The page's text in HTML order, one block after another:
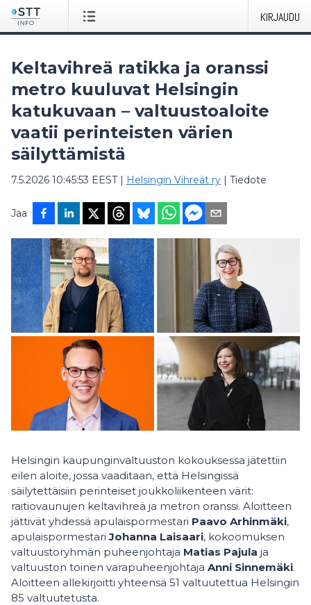
KIRJAUDU
Keltavihreä ratikka ja oranssi
metro kuuluvat Helsingin
katukuvaan – valtuustoaloite
vaatii perinteisten värien
säilyttämistä
7.5.2026 10:45:53 EEST| Helsingin Vihreät ry | Tiedote
Jaa
Helsingin kaupunginvaltuuston kokouksessa jätettiin
eilen aloite, jossa vaaditaan, että Helsingissä
säilytettäisiin perinteiset joukkoliikenteen värit:
raitiovaunujen keltavihreä ja metron oranssi. Aloitteen
jättivät yhdessä apulaispormestari Paavo Arhinmäki,
apulaispormestariJohanna Laisaari, kokoomuksen
valtuustoryhmän puheenjohtaja Matias Pajula ja
valtuuston toinen varapuheenjohtaja Anni Sinnemäki.
Aloitteen allekirjoitti yhteensä 51 valtuutettua Helsingin
85 valtuutetusta.